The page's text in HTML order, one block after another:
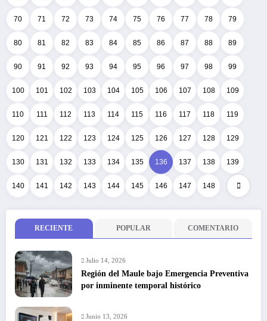
70 71 72 73 74 75 76 77 78 79
80 81 82 83 84 85 86 87 88 89
90 91 92 93 94 95 96 97 98 99
100 101 102 103 104 105 106 107 108 109
110 111 112 113 114 115 116 117 118 119
120 121 122 123 124 125 126 127 128 129
130 131 132 133 134 135 136 137 138 139
140 141 142 143 144 145 146 147 148
RECIENTE POPULAR COMENTARIO
Julio 14, 2026
Región del Maule bajo Emergencia Preventiva
por inminente temporal histórico
Junio 13, 2026